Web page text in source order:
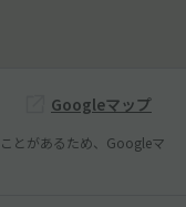
Googleマップ
とがあるため、Googleマ